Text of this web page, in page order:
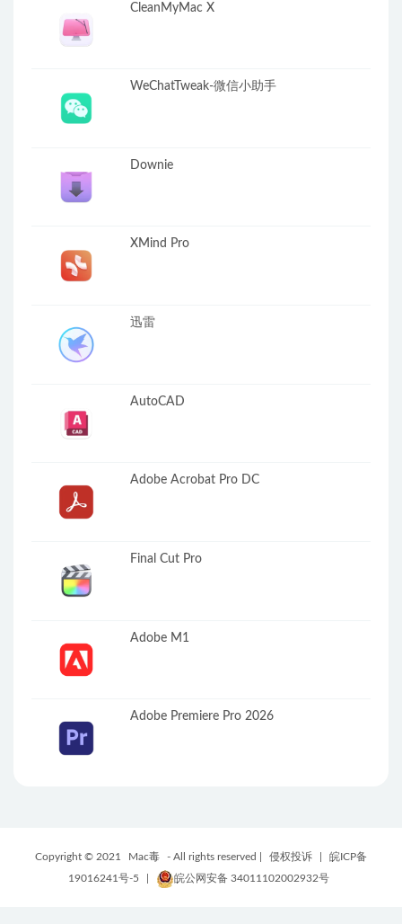
CleanMyMac X
WeChatTweak-微信小助手
Downie
XMind Pro
迅雷
AutoCAD
Adobe Acrobat Pro DC
Final Cut Pro
Adobe M1
Adobe Premiere Pro 2026
Copyright © 2021 Mac毒 - All rights reserved | 侵权投诉
皖ICP备
19016241号-5
皖公网安备 34011102002932号